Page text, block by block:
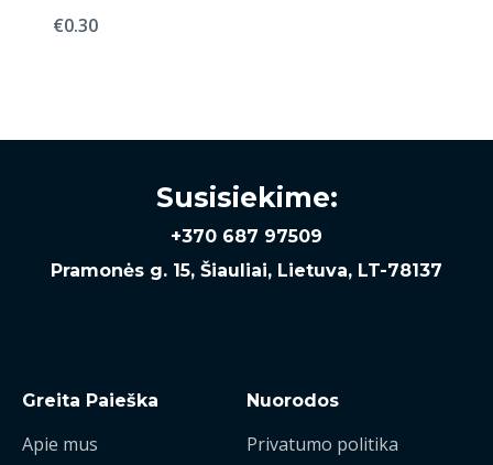
€0.30
Susisiekime:
+370 687 97509
Pramonės g. 15, Šiauliai, Lietuva, LT-78137
Greita Paieška
Apie mus
Nuorodos
Privatumo politika